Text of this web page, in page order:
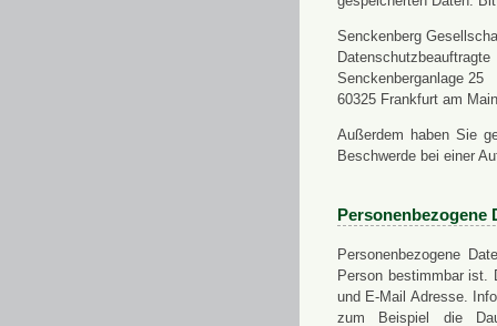
Senckenberg
Datenschutzbeauftragte
Senckenberganlage 25
60325 Frankfurt am Main
Außerdem haben Sie
Beschwerde bei einer
Personenbezogene
Personenbezogene
Person bestimmbar ist.
und E-Mail Adresse.
zum Beispiel die